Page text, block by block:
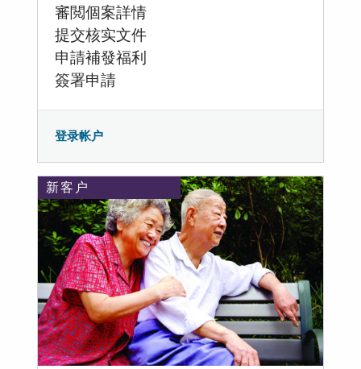
審閲個案詳情
提交核实文件
申請補發福利
簽署申請
登录帐户
新客户